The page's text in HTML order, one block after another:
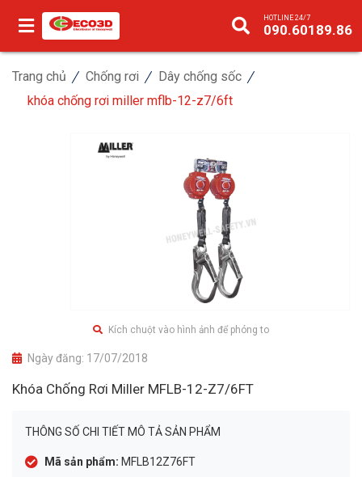
HOTLINE 24/7
090.60189.86
Trang chủ Chống rơi
Dây chống sốc
khóa chống rơi miller mflb-12-z7/6ft
Kích chuột vào hình ảnh để phóng to
Ngày đăng: 17/07/2018
Khóa Chống Rơi Miller MFLB-12-Z7/6FT
THÔNG SỐ CHI TIẾT MÔ TẢ SẢN PHẨM
Mã sản phẩm: MFLB12Z76FT